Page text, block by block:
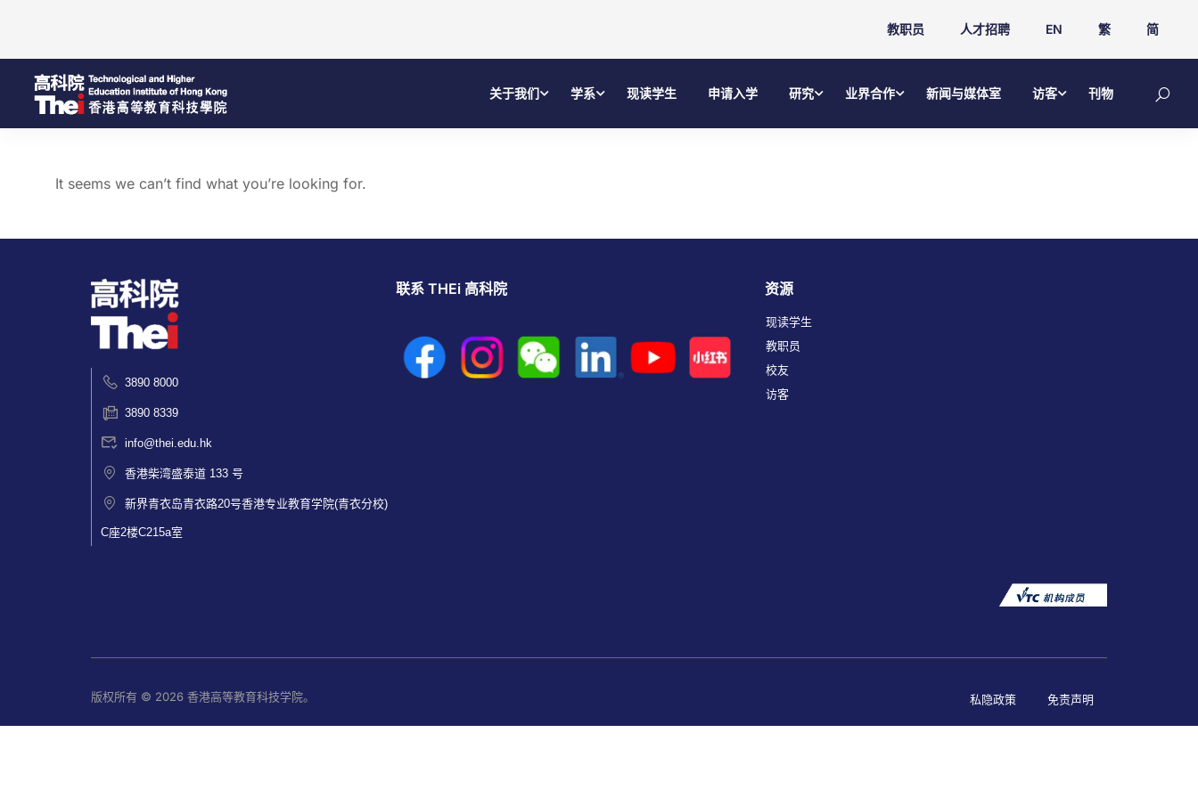
教职员 人才招聘 EN 繁 简
关于我们 学系 现读学生 申请入学 研究 业界合作 新闻与媒体室 访客 刊物
It seems we can’t find what you’re looking for.
3890 8000
3890 8339
info@thei.edu.hk
香港柴湾盛泰道 133 号
新界青衣岛青衣路20号香港专业教育学院(青衣分校)
C座2楼C215a室
联系 THEi 高科院 资源
现读学生
教职员
校友
访客
版权所有 © 2026 香港高等教育科技学院。 私隐政策 免责声明